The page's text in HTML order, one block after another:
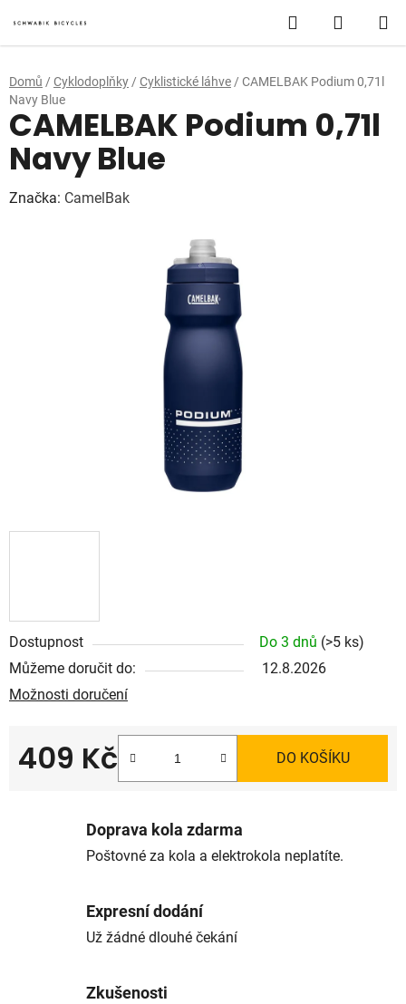
na
obsah
Hledat
KOŠÍK
Domů / Cyklodoplňky / Cyklistické láhve / CAMELBAK Podium 0,71l
Navy Blue
Dostupnost Do 3 dnů (>5 ks)
Můžeme doručit do:
12.8.2026
Možnosti doručení
409 Kč DO KOŠÍKU
CAMELBAK Podium 0,71l
Navy Blue
Značka: CamelBak
Doprava kola zdarma
Poštovné za kola a elektrokola neplatíte.
Expresní dodání
Už žádné dlouhé čekání
Zkušenosti